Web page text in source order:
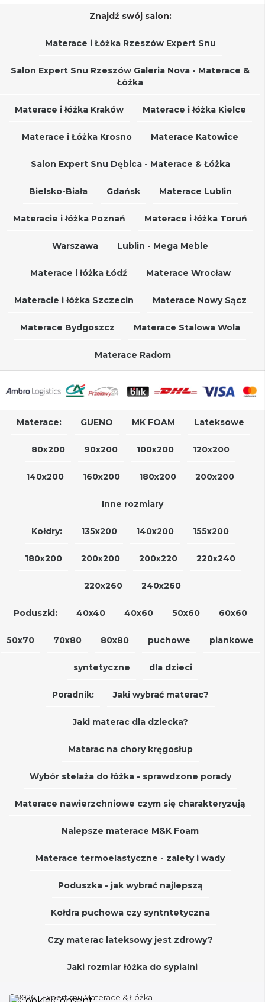
Znajdź swój salon:
Materace i Łóżka Rzeszów Expert Snu
Salon Expert Snu Rzeszów Galeria Nova - Materace &
Łóżka
Materace i łóżka Kraków Materace i łóżka Kielce
Materace i Łóżka Krosno Materace Katowice
Salon Expert Snu Dębica - Materace & Łóżka
Bielsko-Biała Gdańsk Materace Lublin
Materacie i łóżka Poznań Materace i łóżka Toruń
Warszawa Lublin - Mega Meble
Materace i łóżka Łódź Materace Wrocław
Materacie i łóżka Szczecin Materace Nowy Sącz
Materace Bydgoszcz Materace Stalowa Wola
Materace Radom
Materace: GUENO MK FOAM Lateksowe
80x200 90x200 100x200 120x200
140x200 160x200 180x200 200x200
Inne rozmiary
Kołdry: 135x200 140x200 155x200
180x200 200x200 200x220 220x240
220x260 240x260
Poduszki: 40x40 40x60 50x60 60x60
50x70 70x80 80x80 puchowe piankowe
syntetyczne dla dzieci
Poradnik: Jaki wybrać materac?
Jaki materac dla dziecka?
Matarac na chory kręgosłup
Wybór stelaża do łóżka - sprawdzone porady
Materace nawierzchniowe czym się charakteryzują
Nalepsze materace M&K Foam
Materace termoelastyczne - zalety i wady
Poduszka - jak wybrać najlepszą
Kołdra puchowa czy syntntetyczna
Czy materac lateksowy jest zdrowy?
Jaki rozmiar łóżka do sypialni
© 2026 - Expert snu Materace & Łóżka